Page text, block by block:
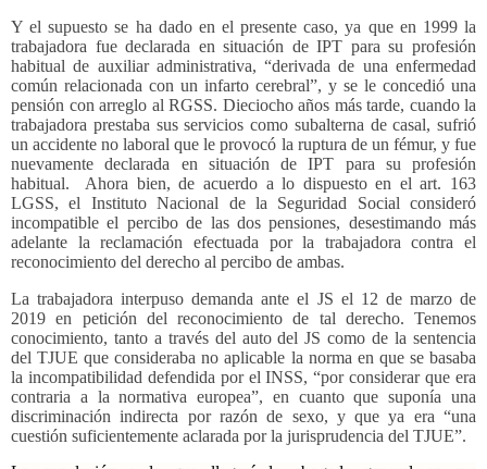
Y el supuesto se ha dado en el presente caso, ya que en 1999 la
trabajadora fue declarada en situación de IPT para su profesión
habitual de auxiliar administrativa, “derivada de una enfermedad
común relacionada con un infarto cerebral”, y se le concedió una
pensión con arreglo al RGSS. Dieciocho años más tarde, cuando la
trabajadora prestaba sus servicios como subalterna de casal, sufrió
un accidente no laboral que le provocó la ruptura de un fémur, y fue
nuevamente declarada en situación de IPT para su profesión
habitual.
Ahora bien, de acuerdo a lo dispuesto en el art. 163
LGSS, el Instituto Nacional de la Seguridad Social consideró
incompatible el percibo de las dos pensiones, desestimando más
adelante la reclamación efectuada por la trabajadora contra el
reconocimiento del derecho al percibo de ambas.
La trabajadora interpuso demanda ante el JS el 12 de marzo de
2019 en petición del reconocimiento de tal derecho. Tenemos
conocimiento, tanto a través del auto del JS como de la sentencia
del TJUE que consideraba no aplicable la norma en que se basaba
la incompatibilidad defendida por el INSS, “por considerar que era
contraria a la normativa europea”, en cuanto que suponía una
discriminación indirecta por razón de sexo, y que ya era “una
cuestión suficientemente aclarada por la jurisprudencia del TJUE”.